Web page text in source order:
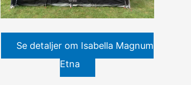
Se detaljer om Isabella Magnum
Etna